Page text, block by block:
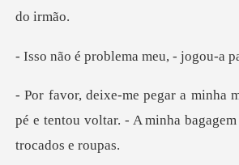
ema meu, - jogou-a
pé e tentou voltar. - A minha